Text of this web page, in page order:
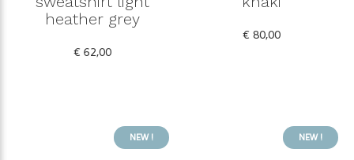
heather grey
€ 62,00
€ 80,00
NEW ! NEW !